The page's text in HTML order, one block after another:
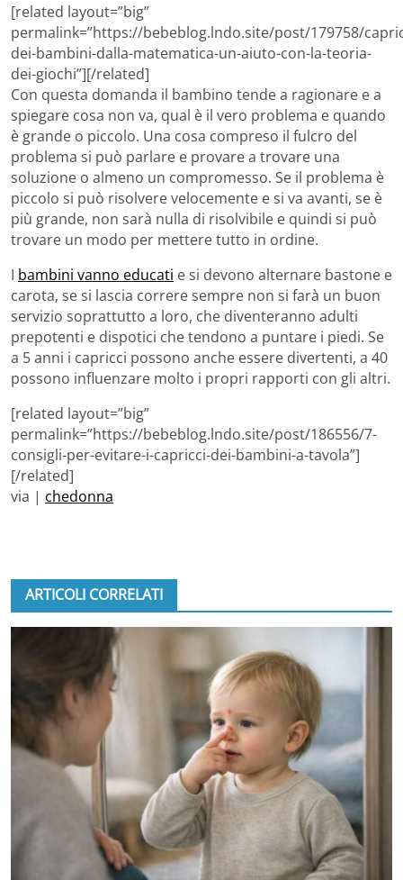
[related layout=”big”
permalink=”https://bebeblog.lndo.site/post/179758/
dei-bambini-dalla-matematica-un-aiuto-con-la-teoria-
dei-giochi”][/related]
Con questa domanda il bambino tende a ragionare e a
spiegare cosa non va, qual è il vero problema e quando
è grande o piccolo. Una cosa compreso il fulcro del
problema si può parlare e provare a trovare una
soluzione o almeno un compromesso. Se il problema è
piccolo si può risolvere velocemente e si va avanti, se è
più grande, non sarà nulla di risolvibile e quindi si può
trovare un modo per mettere tutto in ordine.
I bambini vanno educati e si devono alternare bastone e
carota, se si lascia correre sempre non si farà un buon
servizio soprattutto a loro, che diventeranno adulti
prepotenti e dispotici che tendono a puntare i piedi. Se
a 5 anni i capricci possono anche essere divertenti, a 40
possono influenzare molto i propri rapporti con gli altri.
[related layout=”big”
permalink=”https://bebeblog.lndo.site/post/186556/7-
consigli-per-evitare-i-capricci-dei-bambini-a-tavola”]
[/related]
via | chedonna
ARTICOLI CORRELATI